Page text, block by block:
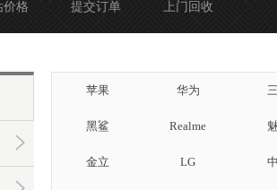
价格 提交订单 上门回收
苹果 华为
黑鲨 Realme
金立 LG